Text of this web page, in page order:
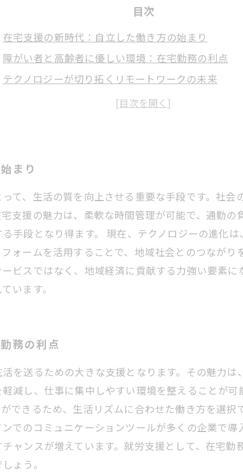
目次
在宅支援の新時代：自立した働き方の始まり
障がい者と高齢者に優しい環境：在宅勤務の利点
テクノロジーが切り拓くリモートワークの未来
地域社会とのつながり：在宅支援がもたらす新たな
未来を見据えた在宅支援：新たな働き方の展望
まり
て、生活の質を向上させる重要な手段です。社
支援の魅力は、柔軟な時間管理が可能で、通勤
手段となり得ます。 現在、テクノロジーの進化
ォームを活用することで、地域社会とのつなが
ビスではなく、地域経済に貢献する力強い要素
います。
務の利点
を送るための大きな支援となります。その魅力は
減し、仕事に集中しやすい環境を整えることが
できるため、生活リズムに合わせた働き方を選
でのコミュニケーションツールが多くの企業で
ャンスが増えています。就労支援として、在宅
ょう。